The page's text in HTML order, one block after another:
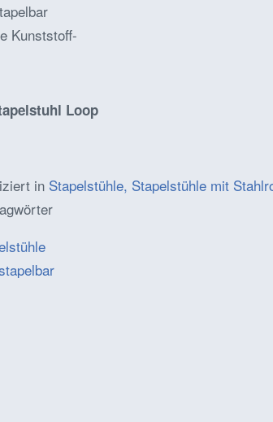
Kunststoff-
Loop
in Stapelstühle, Stapelstühle mit